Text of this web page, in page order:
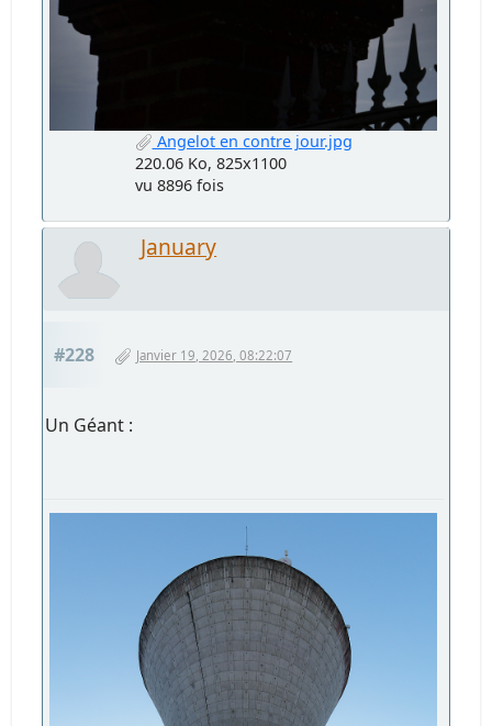
Angelot en contre jour.jpg
220.06 Ko, 825x1100
vu 8896 fois
January
#228 Janvier 19, 2026, 08:22:07
Un Géant :